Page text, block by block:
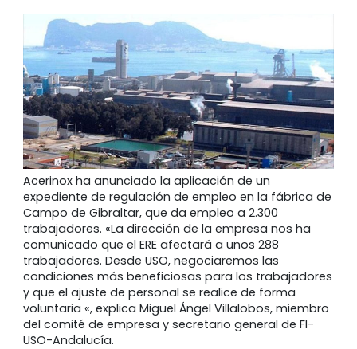
Acerinox ha anunciado la aplicación de un
expediente de regulación de empleo en la fábrica de
Campo de Gibraltar, que da empleo a 2.300
trabajadores. «La dirección de la empresa nos ha
comunicado que el ERE afectará a unos 288
trabajadores. Desde USO, negociaremos las
condiciones más beneficiosas para los trabajadores
y que el ajuste de personal se realice de forma
voluntaria «, explica Miguel Ángel Villalobos, miembro
del comité de empresa y secretario general de FI-
USO-Andalucía.